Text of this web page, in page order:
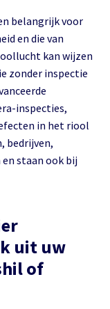
en die van
kan wijzen
zonder inspectie
inspecties,
in het riool
bedrijven,
staan ook bij
uit uw
of